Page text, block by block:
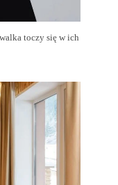
toczy się w ich